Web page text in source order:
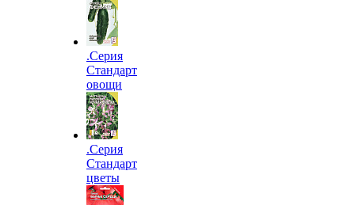
.Серия
Стандарт
овощи
.Серия
Стандарт
цветы